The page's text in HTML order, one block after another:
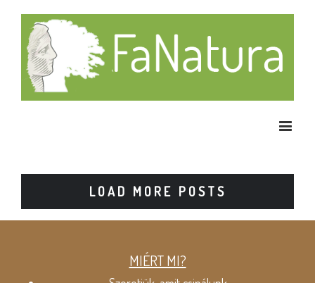
LOAD MORE POSTS
MIÉRT MI?